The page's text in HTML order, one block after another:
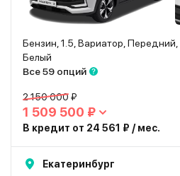
Бензин, 1.5, Вариатор, Передний,
Белый
Все 59 опций
2 150 000 ₽
1 509 500 ₽
В кредит от 24 561 ₽ / мес.
Екатеринбург